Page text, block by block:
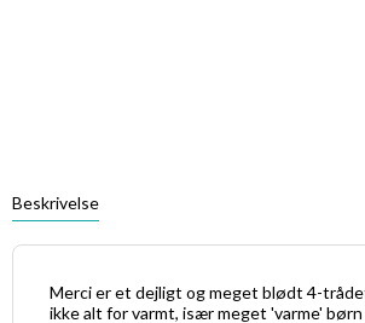
Beskrivelse
Merci er et dejligt og meget blødt 4-
ikke alt for varmt, især meget 'varme'